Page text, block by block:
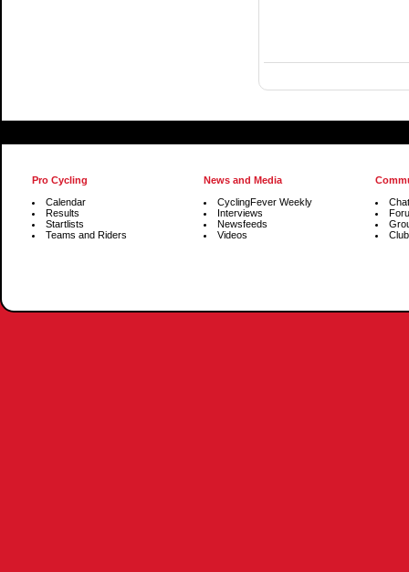
Pro Cycling
Calendar
Results
Startlists
Teams and Riders
News and Media
CyclingFever Weekly
Interviews
Newsfeeds
Videos
Chat